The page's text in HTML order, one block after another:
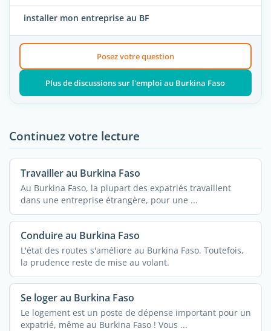
installer mon entreprise au BF
Posez votre question
Plus de discussions sur l'emploi au Burkina Faso
Continuez votre lecture
Travailler au Burkina Faso
Au Burkina Faso, la plupart des expatriés travaillent
dans une entreprise étrangère, pour une ...
Conduire au Burkina Faso
L'état des routes s'améliore au Burkina Faso. Toutefois,
la prudence reste de mise au volant.
Se loger au Burkina Faso
Le logement est un poste de dépense important pour un
expatrié, même au Burkina Faso ! Vous ...